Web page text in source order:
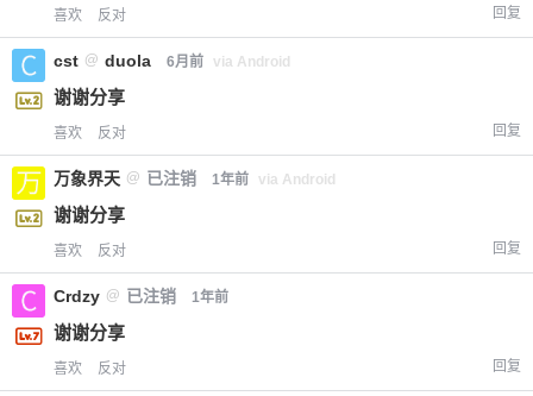
喜欢 反对 回复
cst @ duola 6月前 via Android
谢谢分享
喜欢 反对 回复
万象界天 @ 已注销 1年前 via Android
谢谢分享
喜欢 反对 回复
Crdzy @ 已注销 1年前
谢谢分享
喜欢 反对 回复